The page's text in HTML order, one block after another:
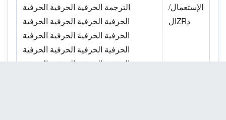
الترجمة الحرفية الحرفية الحرفية
الحرفية الحرفية الحرفية الحرفية
الحرفية الحرفية الحرفية الحرفية
الحرفية الحرفية الحرفية الحرفية
الحرفية الحرفية الحرفية الحرفية
الإستعمال/
الZRد